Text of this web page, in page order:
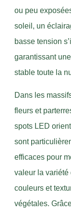
ou peu
soleil, un
basse tension
garantissant
stable toute la
Dans les
fleurs et
spots LED
sont
efficaces pour
valeur la variété
couleurs et
végétales.